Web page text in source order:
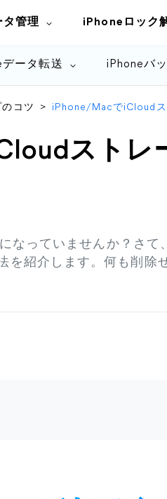
管理 iPhoneロック
データ転送 iPhoneバ
コツ > iPhone/MacでiCloud
ストレ
なっていませんか？さて
を紹介します。何も削除